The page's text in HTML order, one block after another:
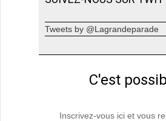
Tweets by @Lagrandeparade
C'est
Inscrivez-vous ici et vous